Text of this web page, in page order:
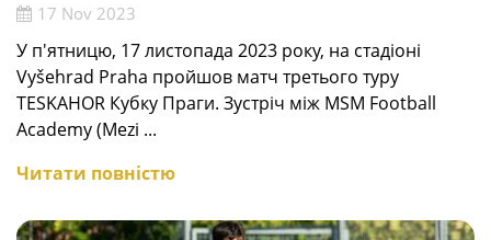
17 Nov 2023
У п'ятницю, 17 листопада 2023 року, на стадіоні
Vyšehrad Praha пройшов матч третього туру
TESKAHOR Кубку Праги. Зустріч між MSM Football
Academy (Mezi ...
Читати повністю